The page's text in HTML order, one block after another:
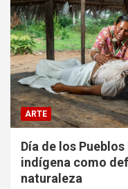
ARTE
Día de los
indígena como
naturaleza